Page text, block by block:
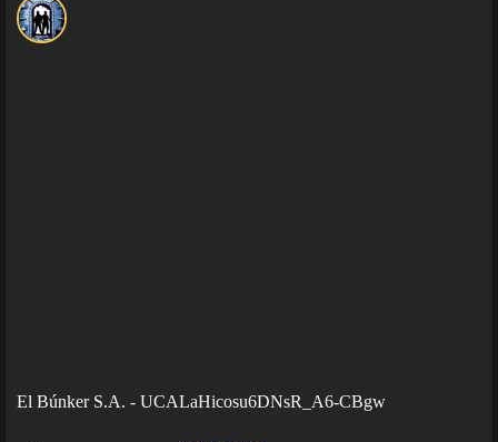
El Búnker S.A. - UCALaHicosu6DNsR_A6-CBgw